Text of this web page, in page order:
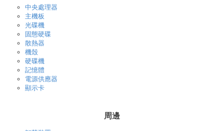
中央處理器
主機板
光碟機
固態硬碟
散熱器
機殼
硬碟機
記憶體
電源供應器
顯示卡
周邊